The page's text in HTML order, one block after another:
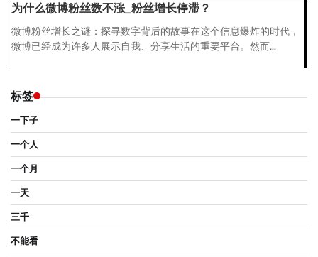
为什么微博粉丝数不涨_粉丝增长停滞？
微博粉丝增长之谜：探寻数字背后的故事在这个信息爆炸的时代，
微博已经成为许多人展示自我、分享生活的重要平台。然而...
标签
一下子
一个人
一个月
一天
三千
不能看